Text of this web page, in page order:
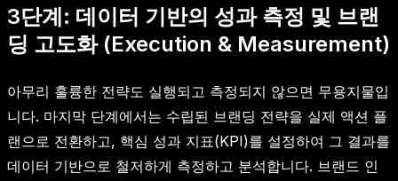
3단계: 데이터 기반의 성과 측정 및 브랜
딩 고도화 (Execution & Measurement)
아무리 훌륭한 전략도 실행되고 측정되지 않으면 무용지물입
니다. 마지막 단계에서는 수립된 브랜딩 전략을 실제 액션 플
랜으로 전환하고, 핵심 성과 지표(KPI)를 설정하여 그 결과를
데이터 기반으로 철저하게 측정하고 분석합니다. 브랜드 인